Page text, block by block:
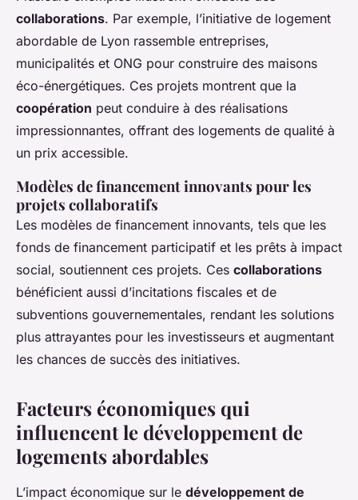
collaborations. Par exemple, l’initiative de logement
abordable de Lyon rassemble entreprises,
municipalités et ONG pour construire des maisons
éco-énergétiques. Ces projets montrent que la
coopération peut conduire à des réalisations
impressionnantes, offrant des logements de qualité à
un prix accessible.
Modèles de financement innovants pour les
projets collaboratifs
Les modèles de financement innovants, tels que les
fonds de financement participatif et les prêts à impact
social, soutiennent ces projets. Ces collaborations
bénéficient aussi d’incitations fiscales et de
subventions gouvernementales, rendant les solutions
plus attrayantes pour les investisseurs et augmentant
les chances de succès des initiatives.
Facteurs économiques qui
influencent le développement de
logements abordables
L’impact économique sur le développement de